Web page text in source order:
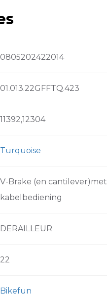
0805202422014
01.013.22GFFTQ.423
11392,12304
Turquoise
V-Brake (en cantilever)met
kabelbediening
DERAILLEUR
22
Bikefun